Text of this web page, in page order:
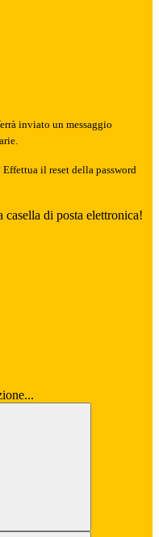
inviato un messaggio
il reset della password
di posta elettronica!